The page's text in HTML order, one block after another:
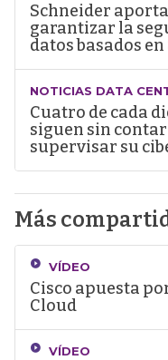
Schneider
garantizar la
datos basados en
NOTICIAS DATA
Cuatro de cada
siguen sin contar
supervisar su
Más
VÍDEO
Cisco apuesta
Cloud
VÍDEO